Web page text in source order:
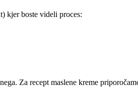
kjer boste videli proces:
Za recept maslene kreme